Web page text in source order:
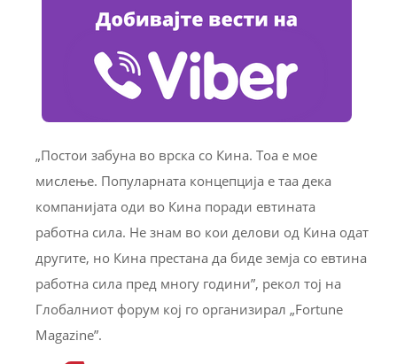
„Постои забуна во врска со Кина. Тоа е мое
мислење. Популарната концепција е таа дека
компанијата оди во Кина поради евтината
работна сила. Не знам во кои делови од Кина одат
другите, но Кина престана да биде земја со евтина
работна сила пред многу години”, рекол тој на
Глобалниот форум кој го организирал „Fortune
Magazine”.